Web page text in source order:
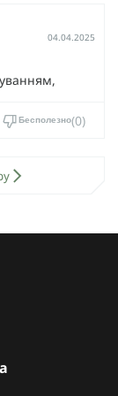
04.04.2025
Бесполезно 0